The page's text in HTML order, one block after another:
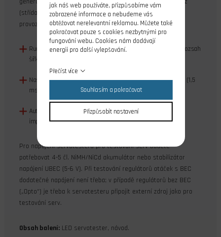
(střída 20 ms) s úrovní logické "1" 3,3 V a má tři základní
provozní režimy přepínané tlačítkem:
Ruční nastavení polohy serva pomocí otočného knoflíku (rozsah
šířky řídících impulsů 700-2 300 µs).
Nastavení polohy neutrálu – šířka řídících impulsů 1500 µs (1,5
ms).
Automatické testování pohybu serva (rozsah šířky řídících
impulsů 800-2 200 µs).
Pro napájení servotesteru pro testování serv budete
potřebovat 4-5 čl. NiMH/NiCd akumulátor nebo stabilizátor
napájení UBEC (5-6 V). Při testování regulátorů otáček s BEC
dodatečné napájení není třeba; v případě regulátorů bez BEC
(„Opto“) je třeba k servotesteru připojit externí zdroj jako pro
testování serv.
Obsah balení:LED servotester, návod.
jak náš web používáte, přizpůsobíme vám
zobrazené informace a nebudeme vás
obtěžovat nerelevantní reklamou. Můžete také
pokračovat pouze s cookies nezbytnými pro
fungování webu. Cookies nám dodávají
energii pro další vylepšování.
Přečíst více
Souhlasím a pokračovat
Přizpůsobit nastavení